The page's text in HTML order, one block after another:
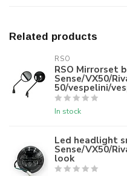
Related products
RSO
RSO Mirrorset
Sense/VX50/
50/vespelini/
In stock
Led headlight
Sense/VX50/
look